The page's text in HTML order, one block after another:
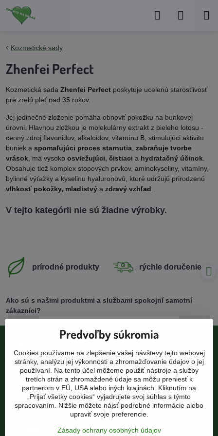
Kozmetické sady
Zhenfei Perfect
Kozmetická sada Zhenfei Perfect poskytuje ucelenú starostlivosť
pre zrelú pleť nad 35 rokov.
Jej jedinečné zloženie pomáha obnoviť pokožku na bunkovej
úrovni. Hlavnou zložkou je molekulárny extrakt z bieleho lotosu -
cenný zdroj flavonidov, alkaloidov, vitamínu B, stimulujúci aktivitu
buniek a spomaľujúci proces starnutia zabraňuje tvorbe
vrások , má vysoko osviežujúci, čistiaci a hydratačný účinok
Obsahuje tiež komplex stopových prvkov, aminokyseliny, vitamíny,
bylinné výťažky a kyselinu hyaluronovú, ktoré udržujú prirodzenú
vlhkosť pokožky, mladistvý a zdravý vzhľad
prírodné produkty rýchle doručenie
Ako sú s našimi produktmi a službami spokojní samotní
zákazníci?
ZDRAVIE NA DOSAH
ČSA 7, 977 01 Brezno
pod bránou, 1. poschodie
0905 110 920
pracovné dni 9:00-15:00
info​@zdravienadosah​.sk
Predvoľby súkromia
Cookies používame na zlepšenie vašej návštevy tejto webovej
stránky, analýzu jej výkonnosti a zhromažďovanie údajov o jej
používaní. Na tento účel môžeme použiť nástroje a služby
tretích strán a zhromaždené údaje sa môžu preniesť k
partnerom v EÚ, USA alebo iných krajinách. Kliknutím na
„Prijať všetky cookies“ vyjadrujete svoj súhlas s týmto
spracovaním. Nižšie môžete nájsť podrobné informácie alebo
upraviť svoje preferencie.
Zásady ochrany osobných údajov